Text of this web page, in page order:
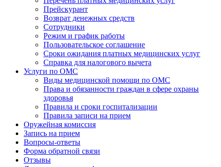
Прейскурант
Возврат денежных средств
Сотрудники
Режим и график работы
Пользовательское соглашение
Сроки ожидания платных медицинских услуг
Справка для налогового вычета
Услуги по ОМС
Виды медицинской помощи по ОМС
Права и обязанности граждан в сфере охраны
здоровья
Правила и сроки госпитализации
Правила записи на прием
Оружейная комиссия
Запись на прием
Вопросы-ответы
Форма обратной связи
Отзывы